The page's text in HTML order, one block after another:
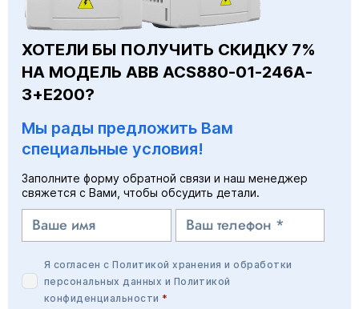
ХОТЕЛИ БЫ ПОЛУЧИТЬ СКИДКУ 7%
НА МОДЕЛЬ ABB ACS880-01-246A-
3+E200?
Мы рады предложить Вам
специальные условия!
Заполните форму обратной связи и наш менеджер
свяжется с Вами, чтобы обсудить детали.
Я согласен сПолитикой хранения и обработки
персональных данных и Политикой
конфиденциальности *